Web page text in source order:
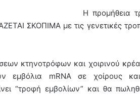
Η προμήθεια
ΣΚΟΠΙΜΑ με τις γενετικές
κτηνοτρόφων και χοιρινού
εμβόλια mRNA σε
“τροφή εμβολίων” και θα